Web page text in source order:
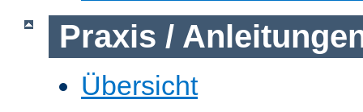
Praxis /
Übersicht